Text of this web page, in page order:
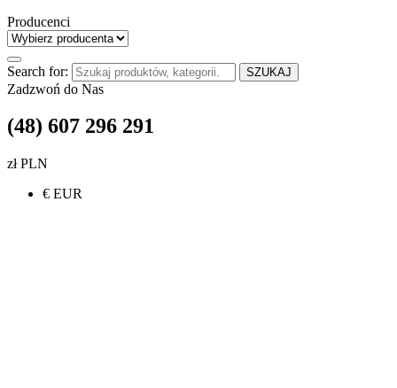
Producenci
Search for: SZUKAJ
Zadzwoń do Nas
(48) 607 296 291
zł PLN
€ EUR